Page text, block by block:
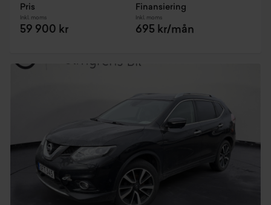
Pris
Inkl. moms
59 900 kr
Finansiering
Inkl. moms
695 kr/mån